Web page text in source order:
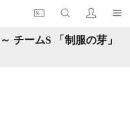
チームS 「制服の芽」